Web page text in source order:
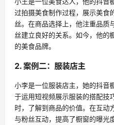
过拍摄美食制作过程，展示美食
丝。在商品选择上，他注重品质
丝建立良好的关系。如今，他的
的美食品牌。
2. 案例二：服装店主
小李是一位服装店主，她的抖音
于运用短视频展示服装的搭配技
时，了解到商品的价值。在互动
与粉丝互动，提高了橱窗的曝光